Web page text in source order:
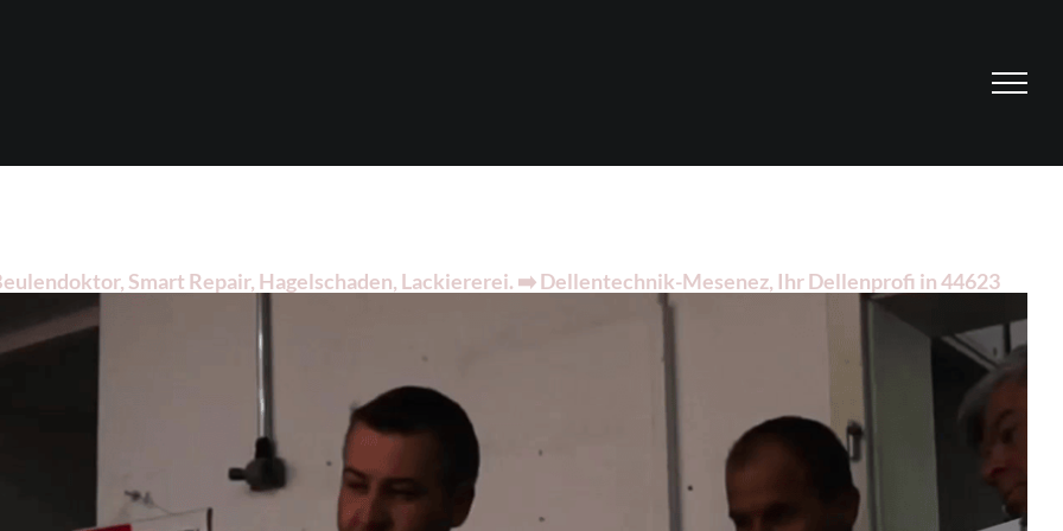
Smart Repair, Hagelschaden, Lackiererei. ➡️ Dellentechnik-Mesenez, Ihr Dellenprofi in 44623
✔️ Hagelschaden und ✔️ Lackiererei. Wir sind an Ihrer Seite ✉.